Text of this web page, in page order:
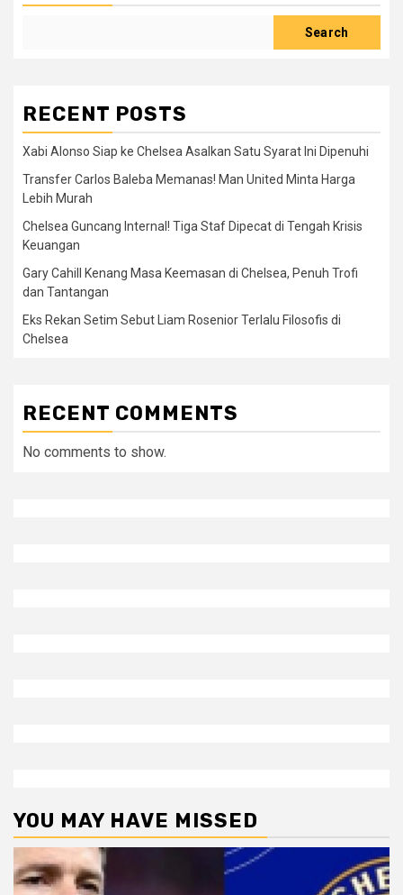
Search
RECENT POSTS
Xabi Alonso Siap ke Chelsea Asalkan Satu Syarat Ini Dipenuhi
Transfer Carlos Baleba Memanas! Man United Minta Harga
Lebih Murah
Chelsea Guncang Internal! Tiga Staf Dipecat di Tengah Krisis
Keuangan
Gary Cahill Kenang Masa Keemasan di Chelsea, Penuh Trofi
dan Tantangan
Eks Rekan Setim Sebut Liam Rosenior Terlalu Filosofis di
Chelsea
RECENT COMMENTS
No comments to show.
YOU MAY HAVE MISSED